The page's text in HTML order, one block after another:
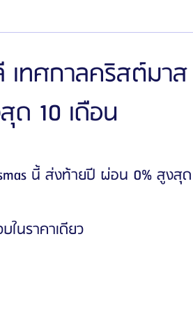
ลศัลยกรรมอิมเมจอัพ
เทศกาลคริสต์มาส
ด 10 เดือน
นี้ ส่งท้ายปี ผ่อน 0% สูงสุ
ในราคาเดียว